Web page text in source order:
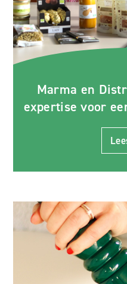
Marma en
expertise voor